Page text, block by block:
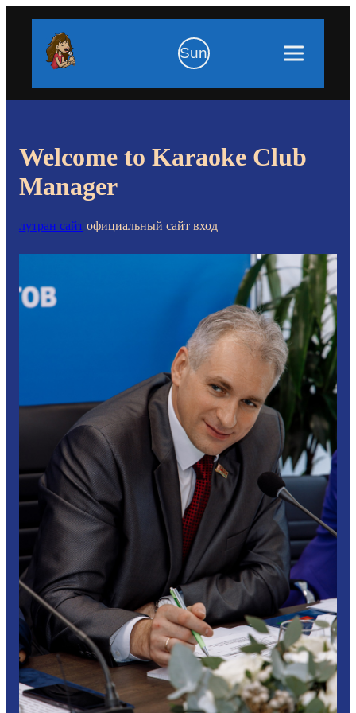
Sun
Welcome to Karaoke Club
Manager
лутран сайт официальный сайт вход